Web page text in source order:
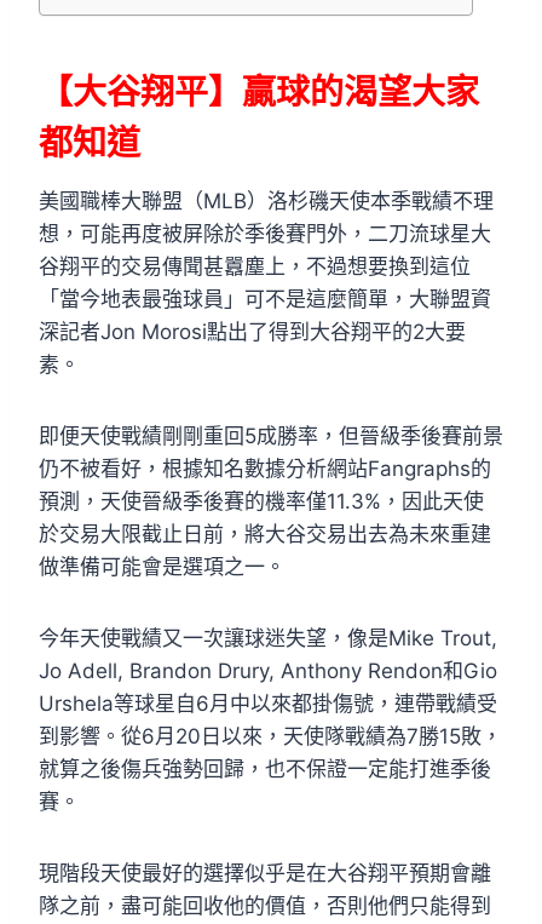
【大谷翔平】贏球的渴望大家
都知道
美國職棒大聯盟（MLB）洛杉磯天使本季戰績不理
想，可能再度被屏除於季後賽門外，二刀流球星大
谷翔平的交易傳聞甚囂塵上，不過想要換到這位
「當今地表最強球員」可不是這麼簡單，大聯盟資
深記者Jon Morosi點出了得到大谷翔平的2大要
素。
即便天使戰績剛剛重回5成勝率，但晉級季後賽前景
仍不被看好，根據知名數據分析網站Fangraphs的
預測，天使晉級季後賽的機率僅11.3%，因此天使
於交易大限截止日前，將大谷交易出去為未來重建
做準備可能會是選項之一。
今年天使戰績又一次讓球迷失望，像是Mike Trout,
Jo Adell, Brandon Drury, Anthony Rendon和Gio
Urshela等球星自6月中以來都掛傷號，連帶戰績受
到影響。從6月20日以來，天使隊戰績為7勝15敗，
就算之後傷兵強勢回歸，也不保證一定能打進季後
賽。
現階段天使最好的選擇似乎是在大谷翔平預期會離
隊之前，盡可能回收他的價值，否則他們只能得到